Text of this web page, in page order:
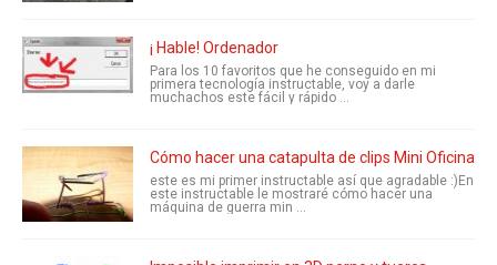
¡ Hable! Ordenador
Para los 10 favoritos que he conseguido en mi
primera tecnología instructable, voy a darle
muchachos este fácil y rápido ...
Cómo hacer una catapulta de clips Mini Oficina
este es mi primer instructable así que agradable :)En
este instructable le mostraré cómo hacer una
máquina de guerra min ...